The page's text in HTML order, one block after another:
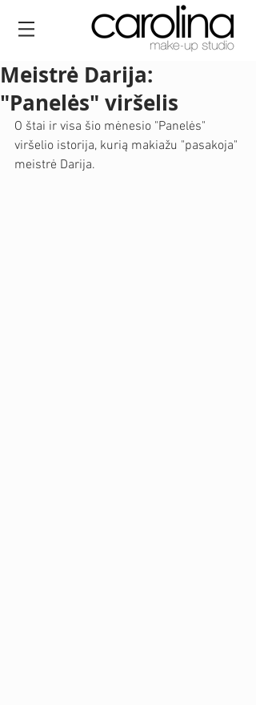
Meistrė Darija:
"Panelės" viršelis
O štai ir visa šio mėnesio "Panelės"
viršelio istorija, kurią makiažu "pasakoja"
meistrė Darija.